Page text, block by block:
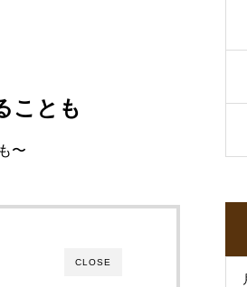
ことも
〜
CLOSE